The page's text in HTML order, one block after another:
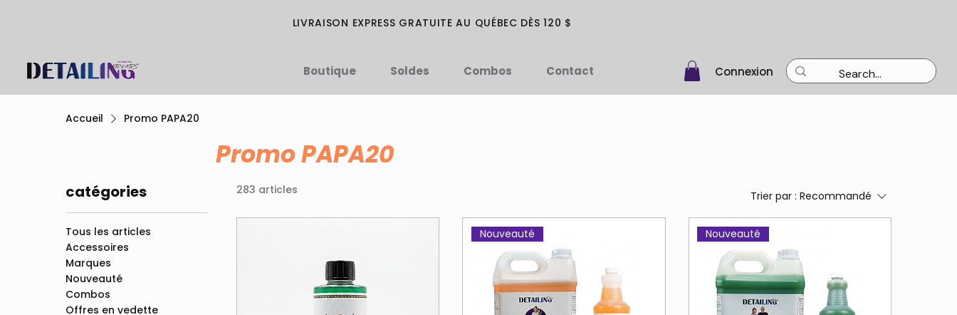
Boutique Soldes Combos Contact Connexion
LIVRAISON EXPRESS GRATUITE AU QUÉBEC DÈS 120 $
Accueil Promo PAPA20
Promo PAPA20
catégories
Tous les articles
Accessoires
Marques
Nouveauté
Combos
Offres en vedette
283 articles Trier par : Recommandé
Nouveauté Nouveauté